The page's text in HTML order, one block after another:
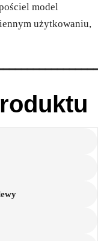
model
użytkowaniu,